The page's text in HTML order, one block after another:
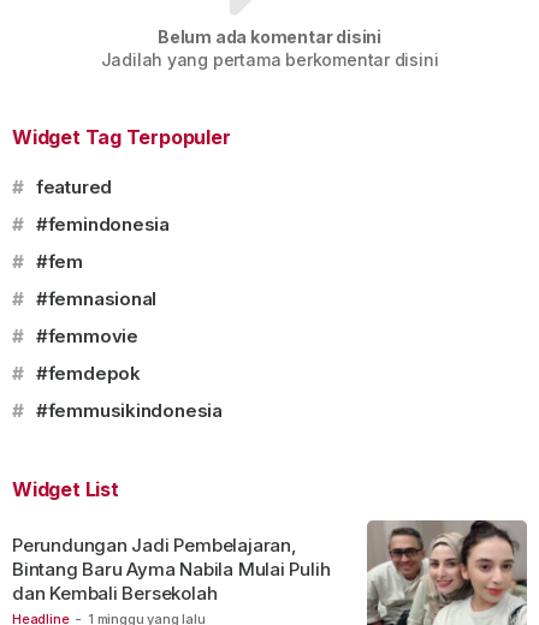
Belum ada komentar disini
Jadilah yang pertama berkomentar disini
Widget Tag Terpopuler
# featured
# #femindonesia
# #fem
# #femnasional
# #femmovie
# #femdepok
# #femmusikindonesia
Widget List
Headline - 1 minggu yang lalu
Perundungan Jadi Pembelajaran,
Bintang Baru Ayma Nabila Mulai Pulih
dan Kembali Bersekolah